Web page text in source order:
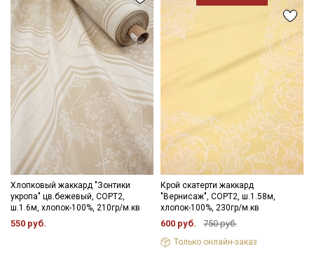
Хлопковый жаккард "Зонтики
укропа" цв.бежевый, СОРТ2,
ш.1.6м, хлопок-100%, 210гр/м.кв
550 руб.
Крой скатерти жаккард
"Вернисаж", СОРТ2, ш.1.58м,
хлопок-100%, 230гр/м.кв
600 руб. 750 руб.
Только онлайн-заказ